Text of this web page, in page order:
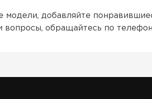
добавляйте
обращайтесь по